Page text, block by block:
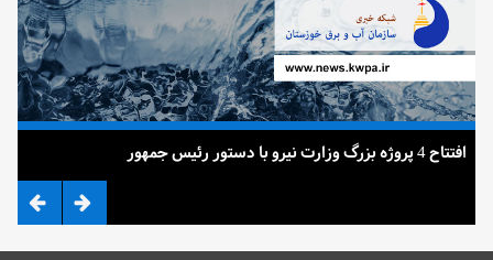
افتتاح 4 پروژه بزرگ وزارت نیرو با دستور رئیس جمهور